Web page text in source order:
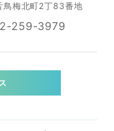
梅北町2丁83番地
259-3979